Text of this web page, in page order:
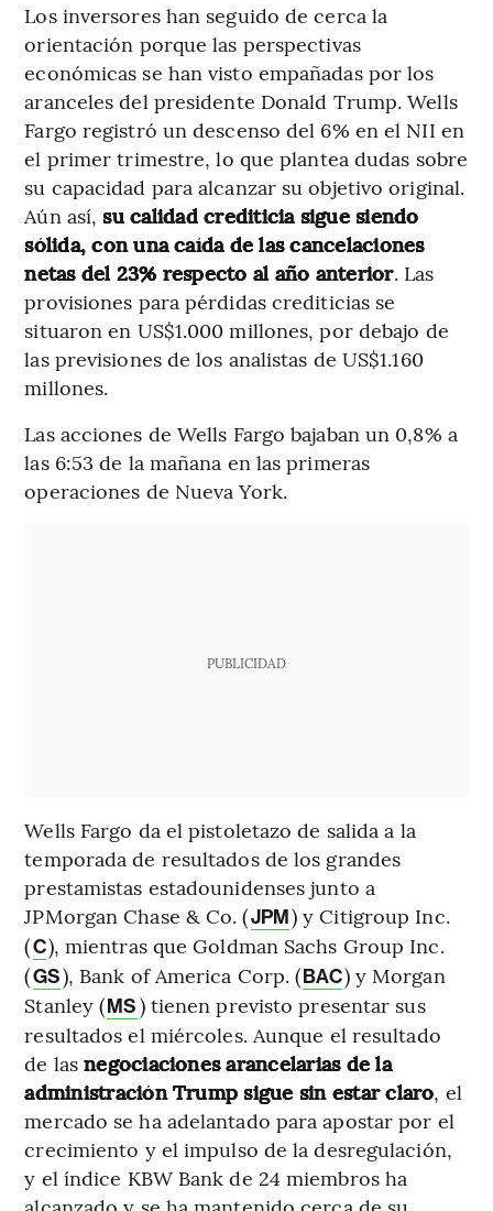
Los inversores han seguido de cerca la
orientación porque las perspectivas
económicas se han visto empañadas por los
aranceles del presidente Donald Trump. Wells
Fargo registró un descenso del 6% en el NII en
el primer trimestre, lo que plantea dudas sobre
su capacidad para alcanzar su objetivo original.
Aún así, su calidad crediticia sigue siendo
sólida, con una caída de las cancelaciones
netas del 23% respecto al año anterior. Las
provisiones para pérdidas crediticias se
situaron en US$1.000 millones, por debajo de
las previsiones de los analistas de US$1.160
millones.
Las acciones de Wells Fargo bajaban un 0,8% a
las 6:53 de la mañana en las primeras
operaciones de Nueva York.
PUBLICIDAD
Wells Fargo da el pistoletazo de salida a la
temporada de resultados de los grandes
prestamistas estadounidenses junto a
JPMorgan Chase & Co. (JPM) y Citigroup Inc.
(C), mientras que Goldman Sachs Group Inc.
(GS), Bank of America Corp. (BAC) y Morgan
Stanley (MS) tienen previsto presentar sus
resultados el miércoles. Aunque el resultado
de lasnegociaciones arancelarias de la
administración Trump sigue sin estar claro, el
mercado se ha adelantado para apostar por el
crecimiento y el impulso de la desregulación,
y el índice KBW Bank de 24 miembros ha